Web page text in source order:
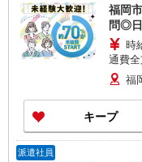
福岡
問◎
時
通費
福
キープ
派遣社員